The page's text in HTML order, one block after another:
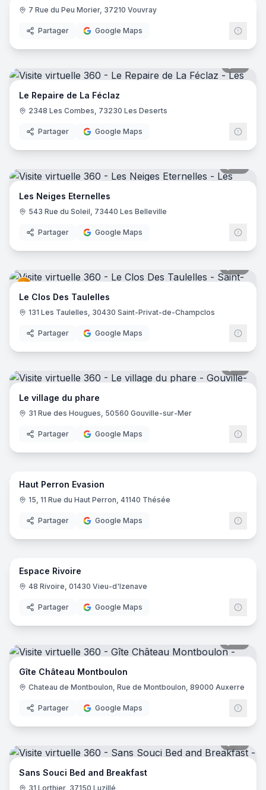
7 Rue du Peu Morier, 37210 Vouvray
Partager Google Maps
Le Repaire de La Féclaz
2348 Les Combes, 73230 Les Deserts
Partager Google Maps
Les Neiges Eternelles
543 Rue du Soleil, 73440 Les Belleville
Partager Google Maps
Le Clos Des Taulelles
131 Les Taulelles, 30430 Saint-Privat-de-Champclos
Partager Google Maps
Le village du phare
31 Rue des Hougues, 50560 Gouville-sur-Mer
Partager Google Maps
33
Haut Perron Evasion
15, 11 Rue du Haut Perron, 41140 Thésée
Partager Google Maps
22
Espace Rivoire
48 Rivoire, 01430 Vieu-d'Izenave
Partager Google Maps
Gîte Château Montboulon
Chateau de Montboulon, Rue de Montboulon, 89000 Auxerre
Partager Google Maps
Sans Souci Bed and Breakfast
31 Lorthier, 37150 Luzillé